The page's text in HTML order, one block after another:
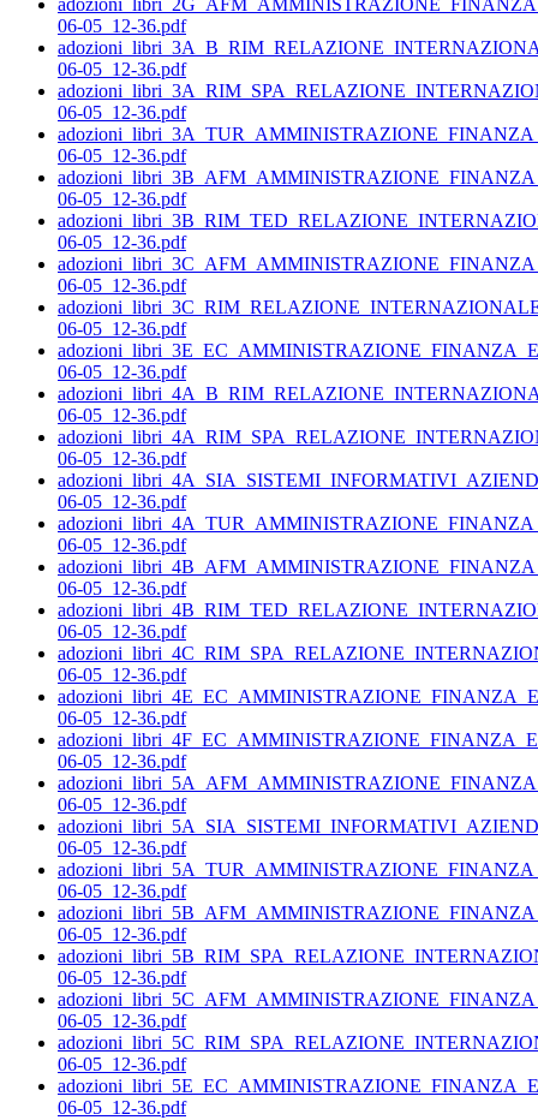
06-05_12-36.pdf
06-05_12-36.pdf
06-05_12-36.pdf
06-05_12-36.pdf
06-05_12-36.pdf
06-05_12-36.pdf
06-05_12-36.pdf
06-05_12-36.pdf
06-05_12-36.pdf
06-05_12-36.pdf
06-05_12-36.pdf
06-05_12-36.pdf
06-05_12-36.pdf
06-05_12-36.pdf
06-05_12-36.pdf
06-05_12-36.pdf
06-05_12-36.pdf
06-05_12-36.pdf
06-05_12-36.pdf
06-05_12-36.pdf
06-05_12-36.pdf
06-05_12-36.pdf
06-05_12-36.pdf
06-05_12-36.pdf
06-05_12-36.pdf
06-05_12-36.pdf